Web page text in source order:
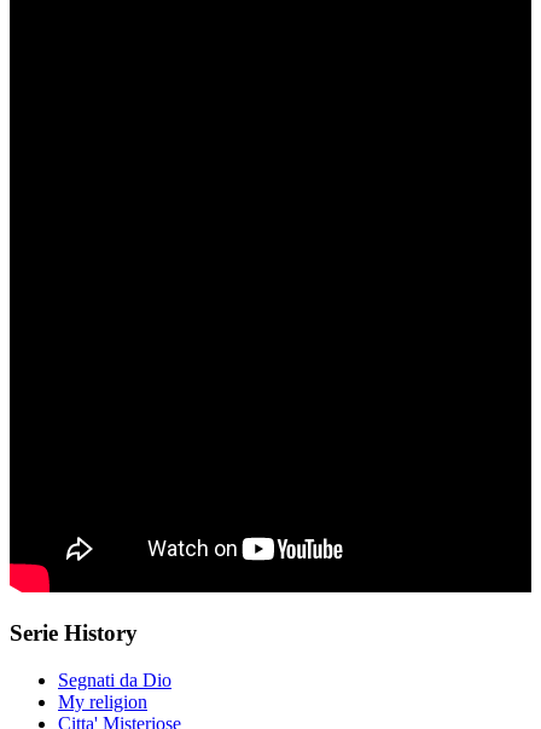
Serie History
Segnati da Dio
My religion
Citta' Misteriose